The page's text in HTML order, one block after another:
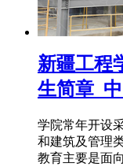
新疆工程
生简章_
学院常年开设
和建筑及管理
教育主要是面